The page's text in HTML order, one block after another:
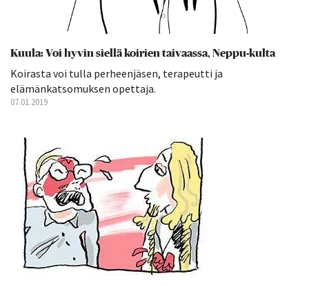
Kuula: Voi hyvin siellä koirien taivaassa, Neppu-kulta
Koirasta voi tulla perheenjäsen, terapeutti ja
elämänkatsomuksen opettaja.
07.01.2019